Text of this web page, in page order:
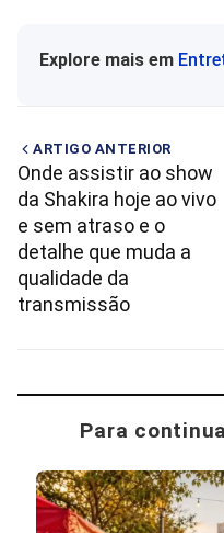
Explore mais em
ARTIGO ANTERIOR
Onde assistir ao show
da Shakira hoje ao vivo
e sem atraso e o
detalhe que muda a
qualidade da
transmissão
Para